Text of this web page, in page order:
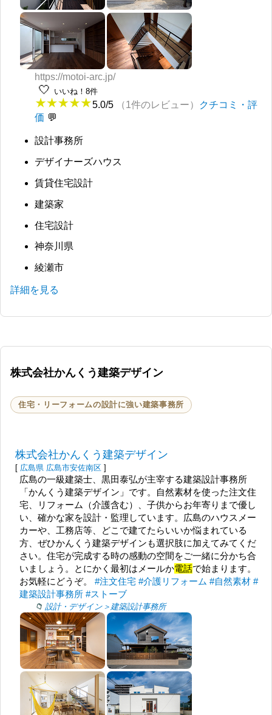
https://motoi-arc.jp/
🤍 いいね！8件
5.0/5 （1件のレビュー）
クチコミ・評
価
設計事務所
デザイナーズハウス
賃貸住宅設計
建築家
住宅設計
神奈川県
綾瀬市
詳細を見る
株式会社かんくう建築デザイン
住宅・リーフォームの設計に強い建築事務所
株式会社かんくう建築デザイン
[ 広島県 広島市安佐南区 ]
広島の一級建築士、黒田泰弘が主宰する建築設計事務所
「かんくう建築デザイン」です。自然素材を使った注文住
宅、リフォーム（介護含む）、子供からお年寄りまで優し
い、確かな家を設計・監理しています。広島のハウスメー
カーや、工務店等、どこで建てたらいいか悩まれている
方、ぜひかんくう建築デザインも選択肢に加えてみてくだ
さい。住宅が完成する時の感動の空間をご一緒に分かち合
いましょう。とにかく最初はメールか電話で始まります。
お気軽にどうぞ。#注文住宅 #介護リフォーム #自然素材 #
建築設計事務所 #ストーブ
設計・デザイン＞建築設計事務所